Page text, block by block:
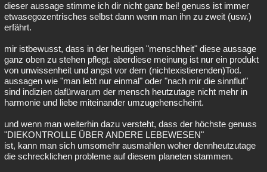
dieser aussage stimme ich dir nicht ganz bei! genuss ist immer
etwasegozentrisches selbst dann wenn man ihn zu zweit (usw.)
erfährt.
mir istbewusst, dass in der heutigen "menschheit" diese aussage
ganz oben zu stehen pflegt. aberdiese meinung ist nur ein produkt
von unwissenheit und angst vor dem (nichtexistierenden)Tod.
aussagen wie "man lebt nur einmal" oder "nach mir die sinnflut"
sind indizien dafürwarum der mensch heutzutage nicht mehr in
harmonie und liebe miteinander umzugehenscheint.
und wenn man weiterhin dazu versteht, dass der höchste genuss
"DIEKONTROLLE ÜBER ANDERE LEBEWESEN"
ist, kann man sich umsomehr ausmahlen woher dennheutzutage
die schrecklichen probleme auf diesem planeten stammen.